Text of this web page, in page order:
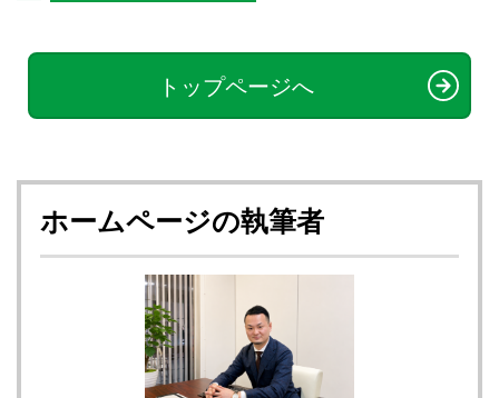
トップページへ
ホームページの執筆者